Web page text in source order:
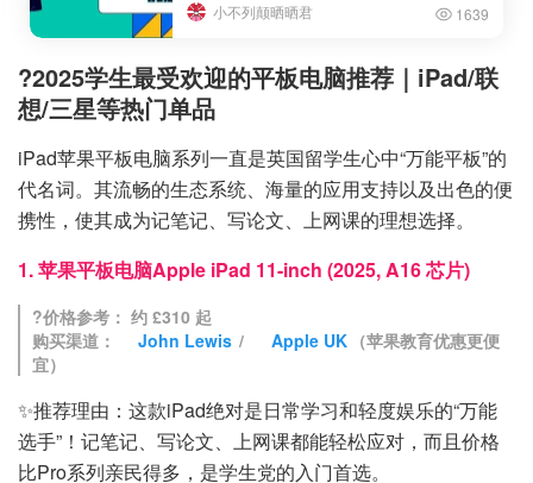
小不列颠晒晒君 1639
?2025学生最受欢迎的平板电脑推荐｜iPad/联
想/三星等热门单品
iPad苹果平板电脑系列一直是英国留学生心中“万能平板”的
代名词。其流畅的生态系统、海量的应用支持以及出色的便
携性，使其成为记笔记、写论文、上网课的理想选择。
1. 苹果平板电脑Apple iPad 11-inch (2025, A16 芯片)
?价格参考： 约 £310 起
购买渠道：
John Lewis / Apple UK （苹果教育优惠更便
宜）
✨推荐理由：这款iPad绝对是日常学习和轻度娱乐的“万能
选手”！记笔记、写论文、上网课都能轻松应对，而且价格
比Pro系列亲民得多，是学生党的入门首选。